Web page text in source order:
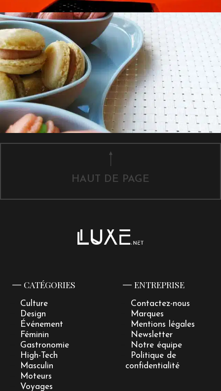
HAUT DE PAGE
CATÉGORIES
Culture
Design
Événement
Féminin
Gastronomie
High-Tech
Masculin
Moteurs
Voyages
ENTREPRISE
Contactez-nous
Marques
Mentions légales
Newsletter
Notre équipe
Politique de
confidentialité